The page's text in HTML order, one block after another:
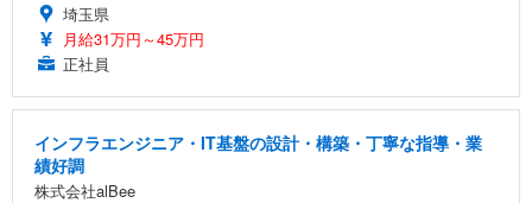
埼玉県
月給31万円～45万円
正社員
インフラエンジニア・IT基盤の設計・構築・丁寧な指導・業
績好調
株式会社alBee